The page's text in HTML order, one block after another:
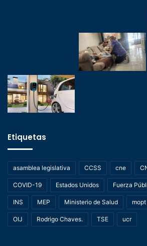
Etiquetas
asamblea legislativa CCSS cne
COVID-19 Estados Unidos Fuerza
INS MEP Ministerio de Salud mopt
OIJ Rodrigo Chaves. TSE ucr